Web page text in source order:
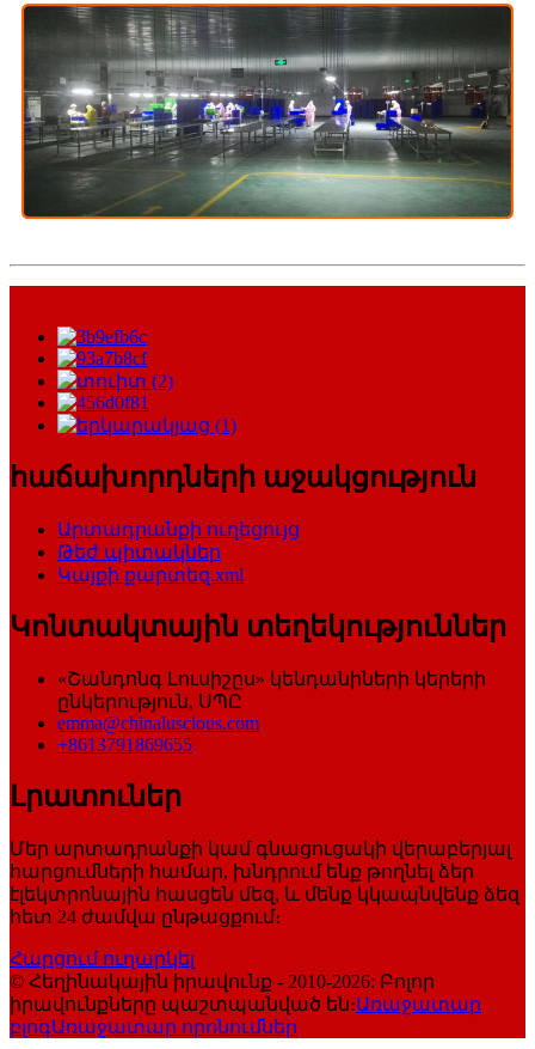
հաճախորդների աջակցություն
Արտադրանքի ուղեցույց
Թեժ պիտակներ
Կայքի քարտեզ.xml
Կոնտակտային տեղեկություններ
«Շանդոնգ Լուսիշըս» կենդանիների կերերի
ընկերություն, ՍՊԸ
emma@chinaluscious.com
+8613791869655
Լրատուներ
Մեր արտադրանքի կամ գնացուցակի վերաբերյալ
հարցումների համար, խնդրում ենք թողնել ձեր
էլեկտրոնային հասցեն մեզ, և մենք կկապնվենք ձեզ
հետ 24 ժամվա ընթացքում։
Հարցում ուղարկել
© Հեղինակային իրավունք - 2010-2026: Բոլոր
իրավունքները պաշտպանված են։Առաջատար
բլոգԱռաջատար որոնումներ